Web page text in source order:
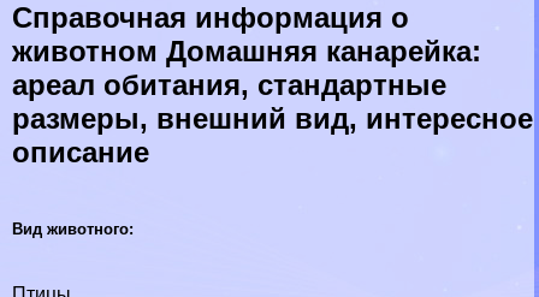
Справочная информация о
животном Домашняя канарейка:
ареал обитания, стандартные
размеры, внешний вид, интересное
описание
Вид животного: